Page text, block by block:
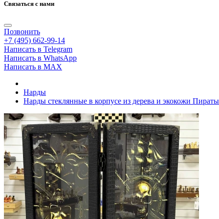
Связаться с нами
Позвонить
+7 (495) 662-99-14
Написать в Telegram
Написать в WhatsApp
Написать в MAX
Нарды
Нарды стеклянные в корпусе из дерева и экокожи